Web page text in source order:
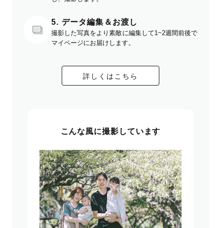
5. データ編集＆お渡し
撮影した写真をより素敵に編集して1~2週間前後で
マイページにお届けします。
詳しくはこちら
こんな風に撮影しています